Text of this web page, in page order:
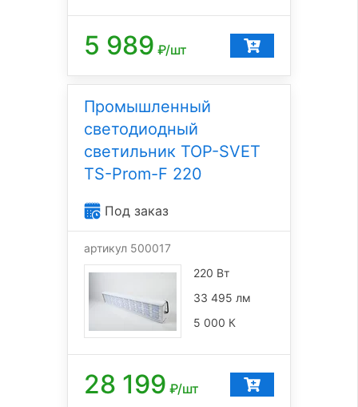
5 989 ₽/шт
Промышленный
светодиодный
светильник TOP-SVET
TS-Prom-F 220
Под заказ
артикул 500017
220 Вт
33 495 лм
5 000 К
28 199 ₽/шт